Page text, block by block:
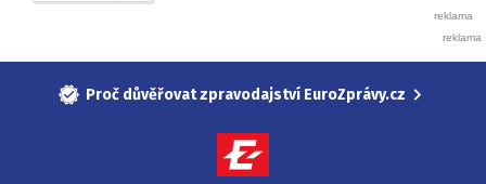
Proč důvěřovat zpravodajství EuroZprávy.cz